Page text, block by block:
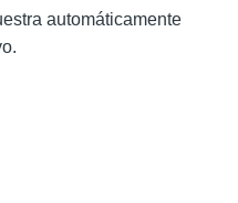
automáticamente